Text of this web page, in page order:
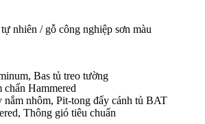
nhiên / gỗ công nghiệp sơn màu
Bas tủ treo tường
Hammered
nắm nhôm, Pit-tong đẩy cánh tủ BAT
Thông gió tiêu chuẩn